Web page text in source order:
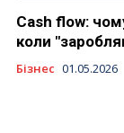
Cash flow:
коли
Бізнес 01.05.2026